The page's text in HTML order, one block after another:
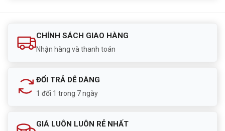
CHÍNH SÁCH GIAO HÀNG
Nhận hàng và thanh toán
ĐỔI TRẢ DỄ DÀNG
1 đổi 1 trong 7 ngày
GIÁ LUÔN LUÔN RẺ NHẤT